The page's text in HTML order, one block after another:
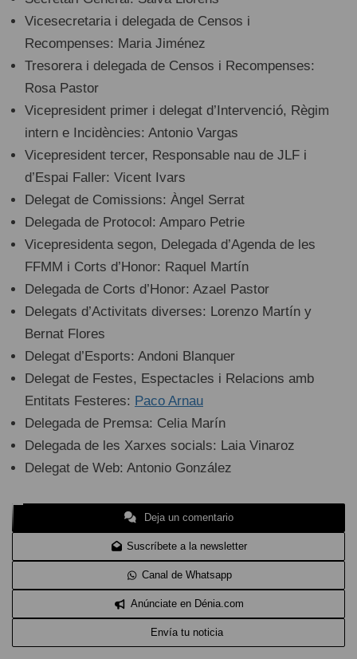
Vicesecretaria i delegada de Censos i
Recompenses: Maria Jiménez
Tresorera i delegada de Censos i Recompenses:
Rosa Pastor
Vicepresident primer i delegat d’Intervenció, Règim
intern e Incidències: Antonio Vargas
Vicepresident tercer, Responsable nau de JLF i
d’Espai Faller: Vicent Ivars
Delegat de Comissions: Àngel Serrat
Delegada de Protocol: Amparo Petrie
Vicepresidenta segon, Delegada d’Agenda de les
FFMM i Corts d’Honor: Raquel Martín
Delegada de Corts d’Honor: Azael Pastor
Delegats d’Activitats diverses: Lorenzo Martín y
Bernat Flores
Delegat d’Esports: Andoni Blanquer
Delegat de Festes, Espectacles i Relacions amb
Entitats Festeres: Paco Arnau
Delegada de Premsa: Celia Marín
Delegada de les Xarxes socials: Laia Vinaroz
Delegat de Web: Antonio González
Deja un comentario
Suscríbete a la newsletter
Canal de Whatsapp
Anúnciate en Dénia.com
Envía tu noticia